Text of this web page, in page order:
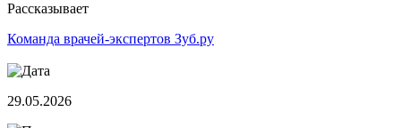
Рассказывает
Команда врачей-экспертов Зуб.ру
29.05.2026